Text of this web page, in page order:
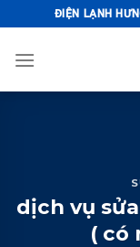
to
content
ĐIỆN LẠNH
dịch vụ
( có